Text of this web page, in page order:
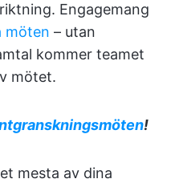
Engagemang
möten – utan
kommer teamet
mötet.
!
mesta av dina